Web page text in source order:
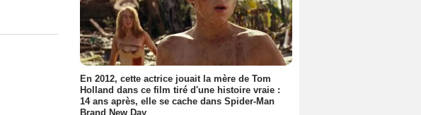
En 2012, cette actrice jouait la mère de Tom
Holland dans ce film tiré d'une histoire vraie :
14 ans après, elle se cache dans Spider-Man
Brand New Day